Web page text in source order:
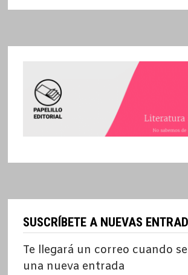
SUSCRÍBETE A NUEVAS
Te llegará un correo cuando
una nueva entrada